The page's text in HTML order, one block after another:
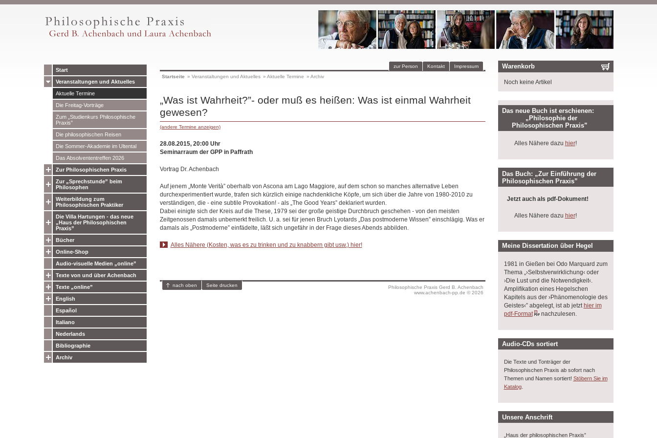
Start
Veranstaltungen und Aktuelles
Aktuelle Termine
Die Freitag-Vorträge
Zum „Studienkurs Philosophische
Praxis”
Die philosophischen Reisen
Die Sommer-Akademie im Ultental
Das Absolvententreffen 2026
Zur Philosophischen Praxis
Zur „Sprechstunde” beim
Philosophen
Weiterbildung zum
Philosophischen Praktiker
Die Villa Hartungen - das neue
„Haus der Philosophischen
Praxis”
Bücher
Online-Shop
Audio-visuelle Medien „online”
Texte von und über Achenbach
Texte „online”
English
Español
Italiano
Nederlands
Bibliographie
Archiv
Impressum
Kontakt
zur Person
Startseite » Veranstaltungen und Aktuelles » Aktuelle Termine » Archiv
„Was ist Wahrheit?”- oder muß es heißen: Was ist einmal Wahrheit
gewesen?
(andere Termine anzeigen)
28.08.2015, 20:00 Uhr
Seminarraum der GPP in Paffrath
Vortrag Dr. Achenbach
Auf jenem „Monte Verità” oberhalb von Ascona am Lago Maggiore, auf dem schon so manches alternative Leben
durchexperimentiert wurde, trafen sich kürzlich einige nachdenkliche Köpfe, um sich über die Jahre von 1980-2010 zu
verständigen, die - eine subtile Provokation! - als „The Good Years” deklariert wurden.
Dabei einigte sich der Kreis auf die These, 1979 sei der große geistige Durchbruch geschehen - von den meisten
Zeitgenossen damals unbemerkt freilich. U. a. sei für jenen Bruch Lyotards „Das postmoderne Wissen” einschlägig. Was er
damals als „Postmoderne” einfädelte, läßt sich ungefähr in der Frage dieses Abends abbilden.
Alles Nähere (Kosten, was es zu trinken und zu knabbern gibt usw.) hier!
Philosophische Praxis Gerd B. Achenbach
www.achenbach-pp.de © 2026
nach oben Seite drucken
Warenkorb
Noch keine Artikel
Das neue Buch ist erschienen:
„Philosophie der
Philosophischen Praxis”
Alles Nähere dazu hier!
Das Buch: „Zur Einführung der
Philosophischen Praxis”
Jetzt auch als pdf-Dokument!
Alles Nähere dazu hier!
Meine Dissertation über Hegel
1981 in Gießen bei Odo Marquard zum
Thema „›Selbstverwirklichung‹ oder
›Die Lust und die Notwendigkeit‹.
Amplifikation eines Hegelschen
Kapitels aus der ›Phänomenologie des
Geistes‹” abgelegt, ist ab jetzt hier im
pdf-Format
nachzulesen.
Audio-CDs sortiert
Die Texte und Tonträger der
Philosophischen Praxis ab sofort nach
Themen und Namen sortiert! Stöbern Sie im
Katalog.
Unsere Anschrift
„Haus der philosophischen Praxis”